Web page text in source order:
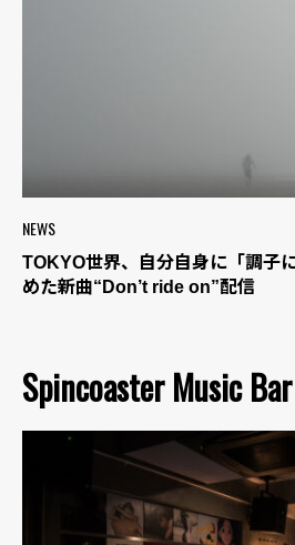
NEWS
TOKYO世界、自分自身に「調子
めた新曲“Don’t ride on”配信
Spincoaster Music